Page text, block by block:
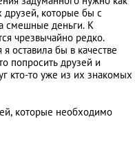
которые бы с
смешные деньги. К
чрезвычайно редко.
оставила бы в качестве
попросить друзей и
кто-то уже из их знакомых
которые необходимо